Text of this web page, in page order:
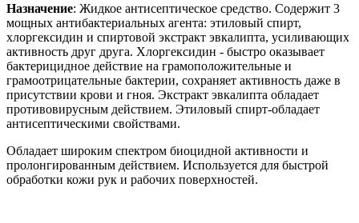
Назначение: Жидкое антисептическое средство. Содержит 3
мощных антибактериальных агента: этиловый спирт,
хлоргексидин и спиртовой экстракт эвкалипта, усиливающих
активность друг друга. Хлоргексидин - быстро оказывает
бактерицидное действие на грамоположительные и
грамоотрицательные бактерии, сохраняет активность даже в
присутствии крови и гноя. Экстракт эвкалипта обладает
противовирусным действием. Этиловый спирт-обладает
антисептическими свойствами.
Обладает широким спектром биоцидной активности и
пролонгированным действием. Используется для быстрой
обработки кожи рук и рабочих поверхностей.